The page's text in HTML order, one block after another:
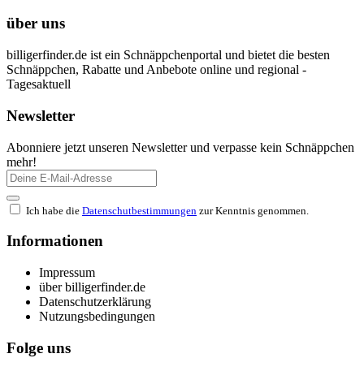
über uns
billigerfinder.de ist ein Schnäppchenportal und bietet die besten
Schnäppchen, Rabatte und Anbebote online und regional -
Tagesaktuell
Newsletter
Abonniere jetzt unseren Newsletter und verpasse kein Schnäppchen
mehr!
Ich habe die Datenschutbestimmungen zur Kenntnis genommen.
Informationen
Impressum
über billigerfinder.de
Datenschutzerklärung
Nutzungsbedingungen
Folge uns